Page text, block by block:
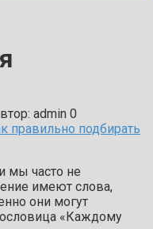
admin 0
мы часто не
имеют слова,
они могут
«Каждому